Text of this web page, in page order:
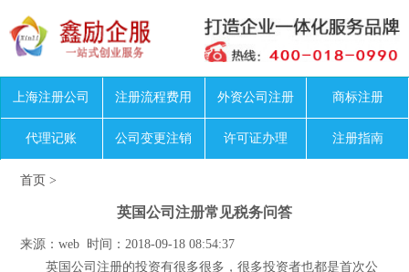
上海注册公司 注册流程费用 外资公司注册 商标注册
代理记账 公司变更注销 许可证办理 注册指南
首页 >
英国公司注册常见税务问答
来源：web 时间：2018-09-18 08:54:37
英国公司注册的投资有很多很多，很多投资者也都是首次公